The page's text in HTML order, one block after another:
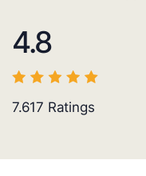
4.8
7.617 Ratings